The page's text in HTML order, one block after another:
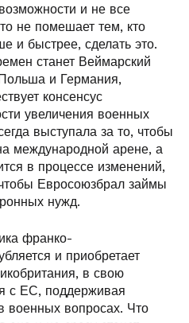
и не все
не помешает тем, кто
и быстрее, сделать это.
станет Веймарский
и Германия,
консенсус
увеличения военных
выступала за то, чтобы
международной арене, а
в процессе изменений,
Евросоюзбрал займы
нужд.
франко-
и приобретает
в свою
с ЕС, поддерживая
военных вопросах. Что